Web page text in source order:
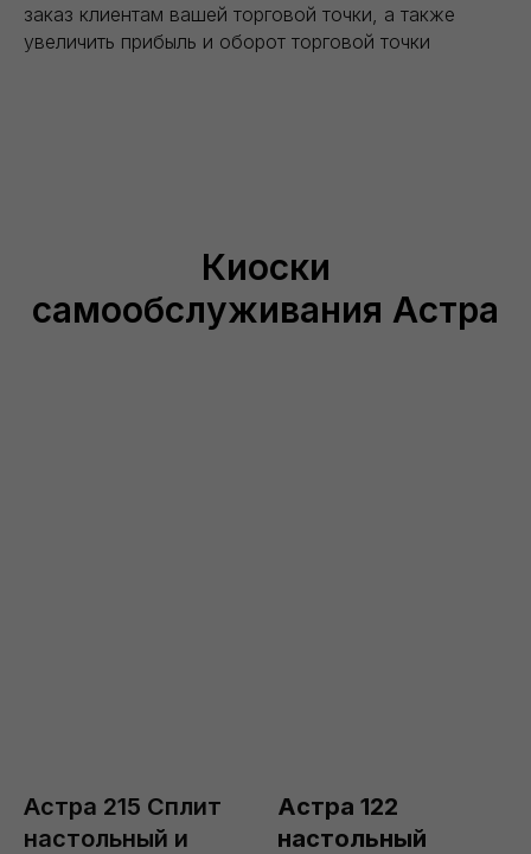
заказ клиентам вашей торговой точки, а также
увеличить прибыль и оборот торговой точки
Киоски
самообслуживания Астра
Астра 215 Сплит
настольный и
Астра 122
настольный